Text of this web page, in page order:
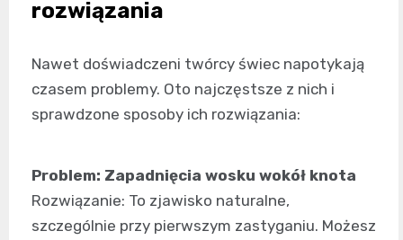
rozwiązania
Nawet doświadczeni twórcy świec napotykają
czasem problemy. Oto najczęstsze z nich i
sprawdzone sposoby ich rozwiązania:
Problem: Zapadnięcia wosku wokół knota
Rozwiązanie: To zjawisko naturalne,
szczególnie przy pierwszym zastyganiu. Możesz